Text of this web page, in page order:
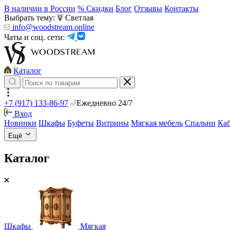
В наличии в России % Скидки Блог Отзывы Контакты
Выбрать тему:
Светлая
info@woodstream.online
Чаты и соц. сети:
Каталог
+7 (917) 133-86-97
Ежедневно 24/7
Вход
Новинки Шкафы Буфеты Витрины Мягкая мебель Спальни
Ещё
Каталог
Шкафы Мягкая